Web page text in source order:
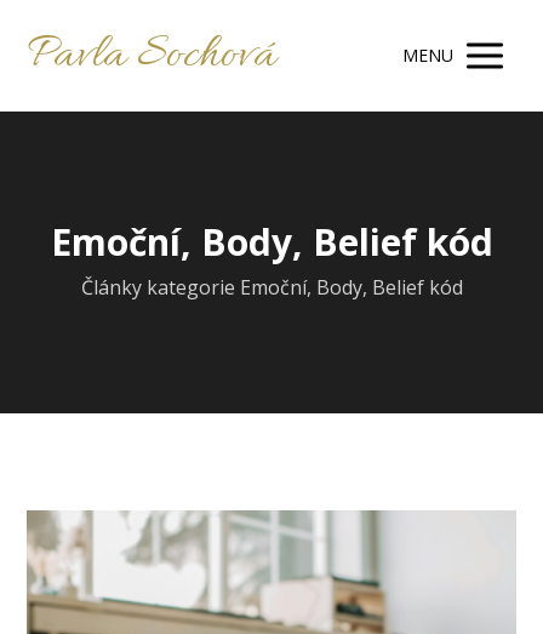
Pavla Sochová MENU
Emoční, Body, Belief kód
Články kategorie Emoční, Body, Belief kód